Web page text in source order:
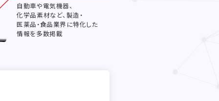
自動車や電気機器、
化学品素材など、製造・
医薬品・食品業界に特化した
情報を多数掲載